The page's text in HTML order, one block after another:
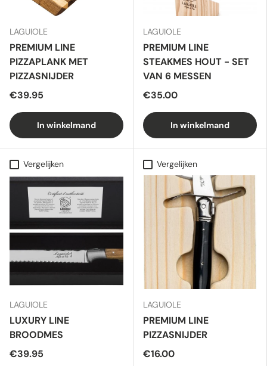
LAGUIOLE
PREMIUM LINE
PIZZAPLANK MET
PIZZASNIJDER
€39.95
In winkelmand
LAGUIOLE
PREMIUM LINE
STEAKMES HOUT - SET
VAN 6 MESSEN
€35.00
In winkelmand
Vergelijken
LAGUIOLE
LUXURY LINE
BROODMES
€39.95
Vergelijken
LAGUIOLE
PREMIUM LINE
PIZZASNIJDER
€16.00